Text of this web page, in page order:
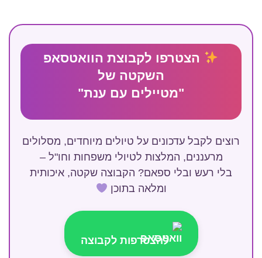
הצטרפו לקבוצת הוואטסאפ
השקטה של
"מטיילים עם ענת"
רוצים לקבל עדכונים על טיולים מיוחדים, מסלולים
מרעננים, המלצות לטיולי משפחות וחו"ל –
בלי רעש ובלי ספאם? הקבוצה שקטה, איכותית
ומלאה בתוכן
להצטרפות לקבוצה